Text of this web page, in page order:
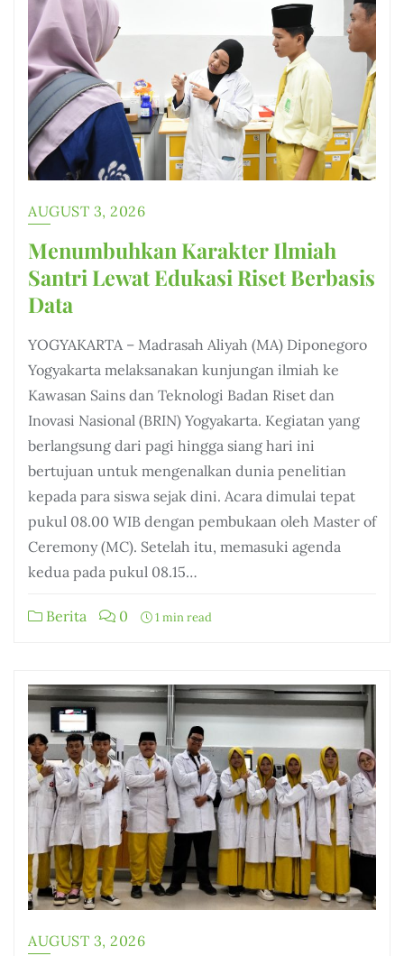
AUGUST 3, 2026
Menumbuhkan Karakter Ilmiah
Santri Lewat Edukasi Riset Berbasis
Data
YOGYAKARTA – Madrasah Aliyah (MA) Diponegoro
Yogyakarta melaksanakan kunjungan ilmiah ke
Kawasan Sains dan Teknologi Badan Riset dan
Inovasi Nasional (BRIN) Yogyakarta. Kegiatan yang
berlangsung dari pagi hingga siang hari ini
bertujuan untuk mengenalkan dunia penelitian
kepada para siswa sejak dini. Acara dimulai tepat
pukul 08.00 WIB dengan pembukaan oleh Master of
Ceremony (MC). Setelah itu, memasuki agenda
kedua pada pukul 08.15…
Berita 0 1 min read
AUGUST 3, 2026